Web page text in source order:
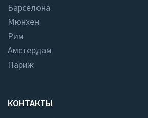
Барселона
Мюнхен
Рим
Амстердам
Париж
КОНТАКТЫ